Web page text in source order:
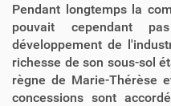
Pendant longtemps la
pouvait cependant
développement de
richesse de son sous-sol
règne de Marie-Thérèse
concessions sont